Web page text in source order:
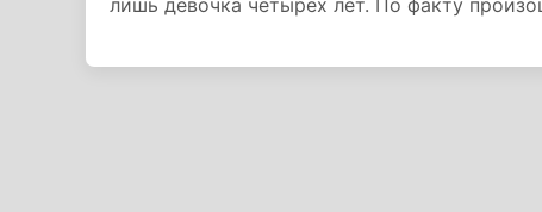
лишь девочка четырех лет. По факту